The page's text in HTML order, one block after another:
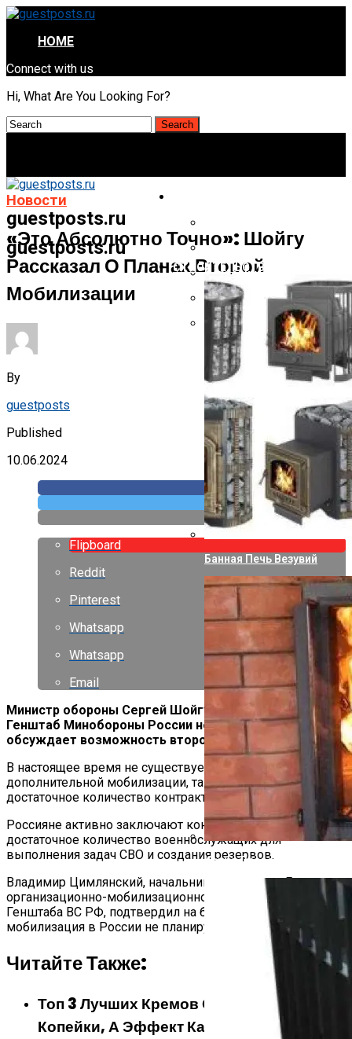
HOME
Connect with us
Hi, What Are You Looking For?
guestposts.ru
guestposts.ru
Черновик
Черновик
Наконец-То Пенсионеры
WhatsApp Больше Не
Некоторых Устройствах
СТРОИТЕЛЬСТВО И РЕМОНТ
Банная Печь Везувий
Какие Дрова Лучше Для
Новости
«Это Абсолютно Точно»: Шойгу
Рассказал О Планах Второй
Мобилизации
By
guestposts
Published
10.06.2024
Flipboard
Reddit
Pinterest
Whatsapp
Whatsapp
Email
Министр обороны Сергей Шойгу объявил, что
Генштаб Минобороны России не планирует и не
обсуждает возможность второй мобилизации.
В настоящее время не существует необходимости в
дополнительной мобилизации, так как имеется
достаточное количество контрактников.
Россияне активно заключают контракты, обеспечивая
достаточное количество военнослужащих для
выполнения задач СВО и создания резервов.
Владимир Цимлянский, начальник управления Главного
организационно-мобилизационного управления
Генштаба ВС РФ, подтвердил на брифинге, что вторая
мобилизация в России не планируется.
Читайте Также:
Топ 3 Лучших Кремов От Морщин: Стоят
Копейки, А Эффект Как От Ботокса